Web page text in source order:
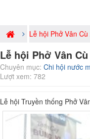
Lễ hội Phở Vân
Lễ hội Phở Vân Cù
Chuyên mục: Chi hội nước
Lượt xem: 782
Lễ hội Truyền thống Phở